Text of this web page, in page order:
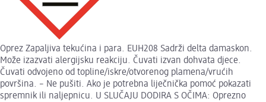
Oprez Zapaljiva tekućina i para. EUH208 Sadrži delta damaskon.
Može izazvati alergijsku reakciju. Čuvati izvan dohvata djece.
Čuvati odvojeno od topline/iskre/otvorenog plamena/vrućih
površina. – Ne pušiti. Ako je potrebna liječnička pomoć pokazati
spremnik ili naljepnicu. U SLUČAJU DODIRA S OČIMA: Oprezno